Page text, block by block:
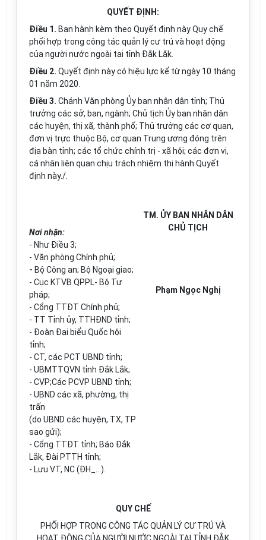
QUYẾT ĐỊNH:
Điều 1. Ban hành kèm theo Quyết định này Quy chế
phối hợp trong công tác quản lý cư trú và hoạt động
của người nước ngoài tại tỉnh Đắk Lắk.
Điều 2. Quyết định này có hiệu lực kể từ ngày 10 tháng
01 năm 2020.
Điều 3. Chánh Văn phòng Ủy ban nhân dân tỉnh; Thủ
trưởng các sở, ban, ngành; Chủ tịch Ủy ban nhân dân
các huyện, thị xã, thành phố; Thủ trưởng các cơ quan,
đơn vị trực thuộc Bộ, cơ quan Trung ương đóng trên
địa bàn tỉnh; các tổ chức chính trị - xã hội; các đơn vị,
cá nhân liên quan chịu trách nhiệm thi hành Quyết
định này./.
Nơi nhận:
- Như Điều 3;
- Văn phòng Chính phủ;
- Bộ Công an; Bộ Ngoại giao;
- Cục KTVB QPPL- Bộ Tư
pháp;
- Cổng TTĐT Chính phủ;
- TT Tỉnh ủy, TTHĐND tỉnh;
- Đoàn Đại biểu Quốc hội
tỉnh;
- CT, các PCT UBND tỉnh;
- UBMTTQVN tỉnh Đắk Lắk;
- CVP;Các PCVP UBND tỉnh;
- UBND các xã, phường, thị
trấn
(do UBND các huyện, TX, TP
sao gửi);
- Cổng TTĐT tỉnh; Báo Đắk
Lắk, Đài PTTH tỉnh;
- Lưu VT, NC (ĐH_…).
TM. ỦY BAN NHÂN DÂN
CHỦ TỊCH
Phạm Ngọc Nghị
QUY CHẾ
PHỐI HỢP TRONG CÔNG TÁC QUẢN LÝ CƯ TRÚ VÀ